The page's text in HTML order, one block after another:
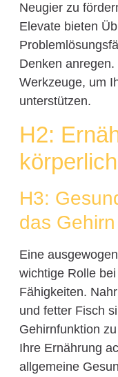
Neugier zu
Elevate bieten
Denken
Werkzeuge, um
unterstützen.
H2:
H3:
das Gehirn
Eine
wichtige Rolle
Fähigkeiten.
und fetter Fisch
Gehirnfunktion
Ihre Ernährung
allgemeine